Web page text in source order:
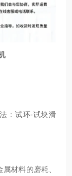
：试环-试块滑
材料的磨耗、